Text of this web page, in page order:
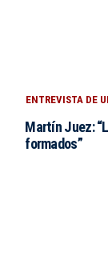
ENTREVISTA DE
Martín Juez:
formados”